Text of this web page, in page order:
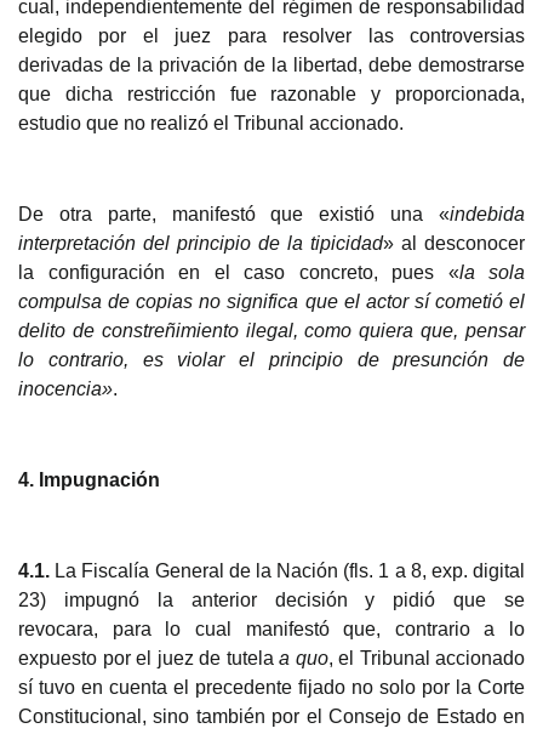
cual, independientemente del régimen de responsabilidad
elegido por el juez para resolver las controversias
derivadas de la privación de la libertad, debe demostrarse
que dicha restricción fue razonable y proporcionada,
estudio que no realizó el Tribunal accionado.
De otra parte, manifestó que existió una «indebida
interpretación del principio de la tipicidad» al desconocer
la configuración en el caso concreto, pues «la sola
compulsa de copias no significa que el actor sí cometió el
delito de constreñimiento ilegal, como quiera que, pensar
lo contrario, es violar el principio de presunción de
inocencia».
4. Impugnación
4.1. La Fiscalía General de la Nación (fls. 1 a 8, exp. digital
23) impugnó
la anterior decisión y pidió que se
revocara, para lo cual manifestó que, contrario a lo
expuesto por el juez de tutela a quo, el Tribunal accionado
sí tuvo en cuenta el precedente fijado no solo por la Corte
Constitucional, sino también por el Consejo de Estado en